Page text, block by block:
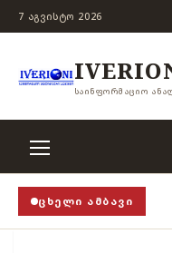
7 ᲐᲒᲕᲘᲡᲢᲝ 2026
ᲡᲐᲘᲜᲤᲝᲠᲛᲐᲪᲘᲝ
ᲪᲮᲔᲚᲘ ᲐᲛᲑᲐᲕᲘ
თვითცენზურის